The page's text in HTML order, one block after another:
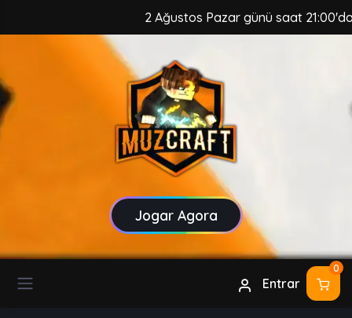
2 Ağustos Pazar günü saat
Jogar Agora
Entrar
0